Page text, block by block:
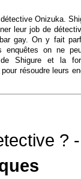
Onizuka.
leur job de
gay. On y fait
enquêtes on ne
de Shigure et la
résoudre leurs
?